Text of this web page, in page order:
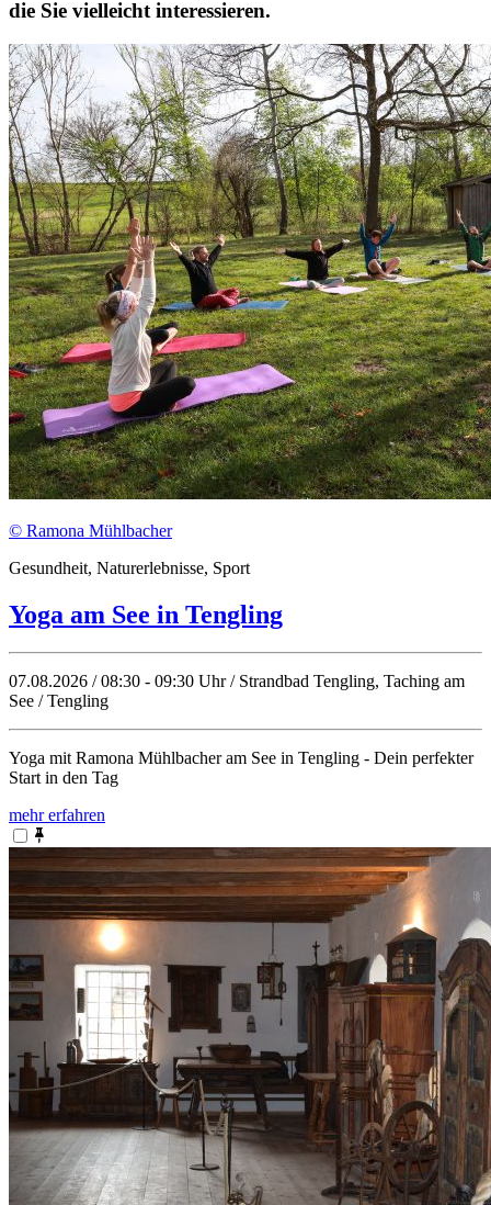
die Sie vielleicht interessieren.
© Ramona Mühlbacher
Gesundheit, Naturerlebnisse, Sport
Yoga am See in Tengling
07.08.2026 / 08:30 - 09:30 Uhr / Strandbad Tengling, Taching am
See / Tengling
Yoga mit Ramona Mühlbacher am See in Tengling - Dein perfekter
Start in den Tag
mehr erfahren